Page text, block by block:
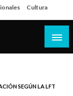
Cultura
SEGÚN LA LFT